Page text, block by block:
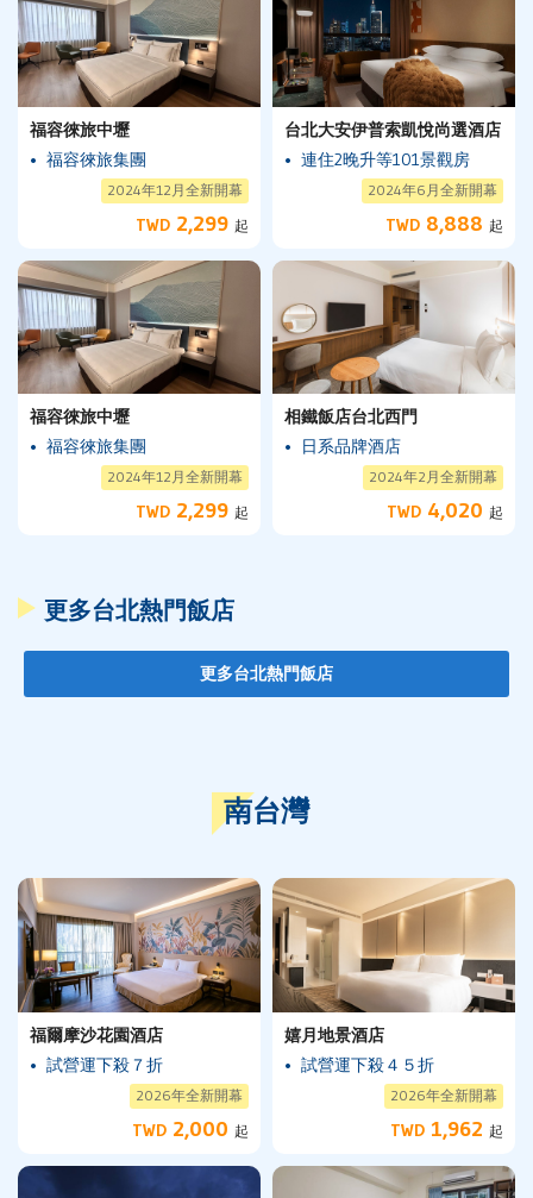
福容徠旅中壢
福容徠旅集團
2024年12月全新開幕
TWD 2,299 起
台北大安伊普索凱悅尚選酒店
連住2晚升等101景觀房
2024年6月全新開幕
TWD 8,888 起
福容徠旅中壢
福容徠旅集團
2024年12月全新開幕
TWD 2,299 起
相鐵飯店台北西門
日系品牌酒店
2024年2月全新開幕
TWD 4,020 起
更多台北熱門飯店
更多台北熱門飯店
南台灣
福爾摩沙花園酒店
試營運下殺７折
2026年全新開幕
TWD 2,000 起
嬉月地景酒店
試營運下殺４５折
2026年全新開幕
TWD 1,962 起